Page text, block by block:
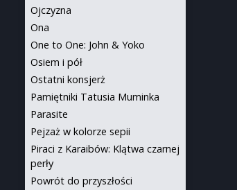
Ojczyzna
Ona
One to One: John & Yoko
Osiem i pół
Ostatni konsjerż
Pamiętniki Tatusia Muminka
Parasite
Pejzaż w kolorze sepii
Piraci z Karaibów: Klątwa czarnej
perły
Powrót do przyszłości